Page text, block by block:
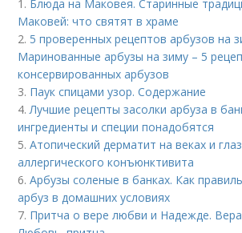
1. Блюда на Маковея. Старинные
Маковей: что святят в храме
2. 5 проверенных рецептов арбузов на
Маринованные арбузы на зиму – 5
консервированных арбузов
3. Паук спицами узор. Содержание
4. Лучшие рецепты засолки арбуза в
ингредиенты и специи понадобятся
5.Атопический дерматит на веках и
аллергического конъюнктивита
6.Арбузы соленые в банках. Как
арбуз в домашних условиях
7. Притча о вере любви и Надежде.